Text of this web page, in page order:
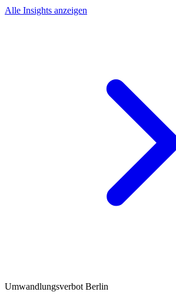
Alle Insights anzeigen
Umwandlungsverbot Berlin